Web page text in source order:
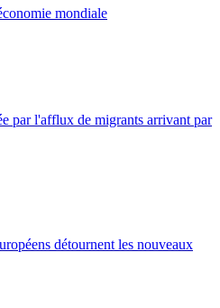
mondiale
par l'afflux de migrants arrivant par
détournent les nouveaux